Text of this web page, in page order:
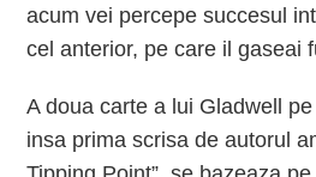
acum vei percepe succesul
cel anterior, pe care il gaseai
A doua carte a lui Gladwell
insa prima scrisa de autorul